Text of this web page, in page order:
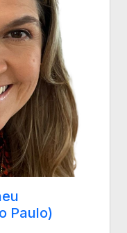
Paulo)